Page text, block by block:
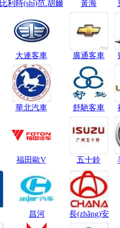
比利時(shí)范.胡爾 黃海
大連客車 廣通客車
華北汽車 舒馳客車
福田歐V 五十鈴
昌河 長(zhǎng)安